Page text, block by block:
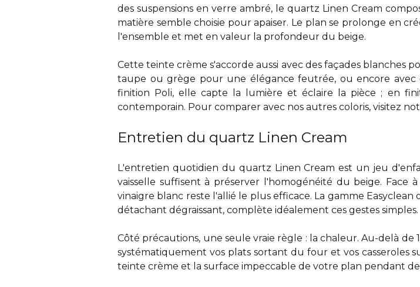
des suspensions en verre ambré, le quartz Linen Cream
matière semble choisie pour apaiser. Le plan se prolonge en
l'ensemble et met en valeur la profondeur du beige.
Cette teinte crème s'accorde aussi avec des façades blanches
taupe ou grège pour une élégance feutrée, ou encore
finition Poli, elle capte la lumière et éclaire la pièce ; en
contemporain. Pour comparer avec nos autres coloris, visitez
Entretien du quartz Linen Cream
L'entretien quotidien du quartz Linen Cream est un jeu
vaisselle suffisent à préserver l'homogénéité du beige. Face
vinaigre blanc reste l'allié le plus efficace. La gamme
détachant dégraissant, complète idéalement ces gestes simples.
Côté précautions, une seule vraie règle : la chaleur. Au-delà
systématiquement vos plats sortant du four et vos casseroles
teinte crème et la surface impeccable de votre plan pendant